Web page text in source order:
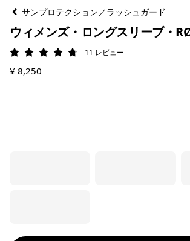
サンプロテクション／ラッシュガード
ウィメンズ・ロングスリーブ・
評価: 4.7 / 5
11 レビュー
¥ 8,250